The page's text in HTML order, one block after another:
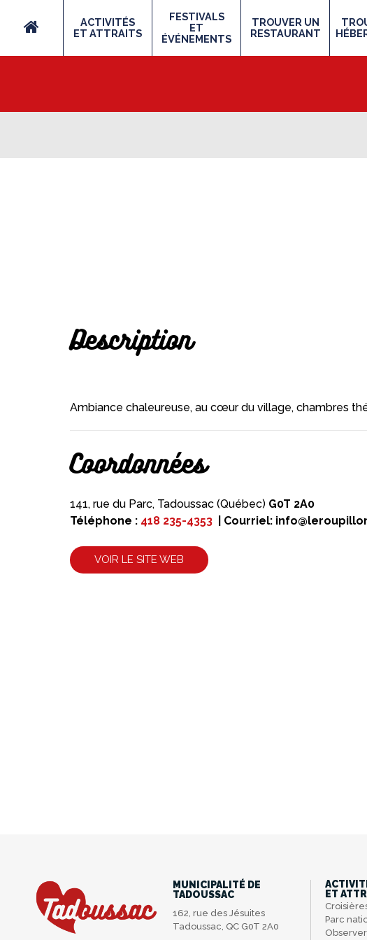
ACTIVITÉS
ET ATTRAITS
FESTIVALS
ET
ÉVÉNEMENTS
TROUVER UN
RESTAURANT
Description
Ambiance chaleureuse, au cœur du village, chambres
Coordonnées
141, rue du Parc, Tadoussac (Québec) G0T 2A0
Téléphone : 418 235-4353 | Courriel:
VOIR LE SITE WEB
MUNICIPALITÉ DE
TADOUSSAC
162, rue des Jésuites
Tadoussac, QC G0T 2A0
ET
Parc